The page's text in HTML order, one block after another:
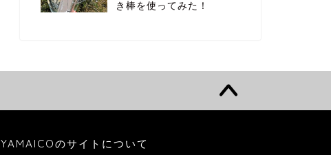
き棒を使ってみた！
YAMAICOのサイトについて